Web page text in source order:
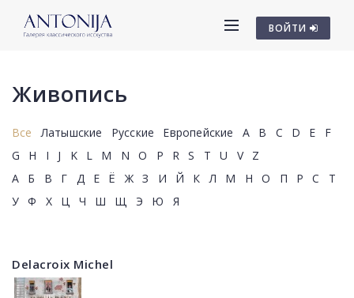
ВОЙТИ
Живопись
Все Латышские Русские Европейские A B C D E
F
G
H I J K L M N O P R S T U V
Z
А
Б В Г Д Е Ё Ж З И Й К Л М Н О П Р С
Т
У
Ф Х Ц Ч Ш Щ Э Ю Я
Delacroix Michel